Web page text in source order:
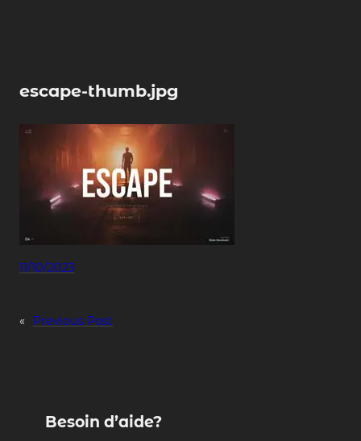
escape-thumb.jpg
11/10/2023
« Previous Post
Besoin d’aide?